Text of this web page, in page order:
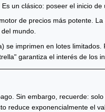
un clásico: poseer el inicio de
de precios más potente.
mundo.
imprimen en lotes limitados.
garantiza el interés de los
Sin embargo, recuerde:
reduce exponencialmente el